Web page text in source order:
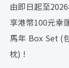
由即日起至
享港幣100元幸
馬年 Box Set (
枕) !